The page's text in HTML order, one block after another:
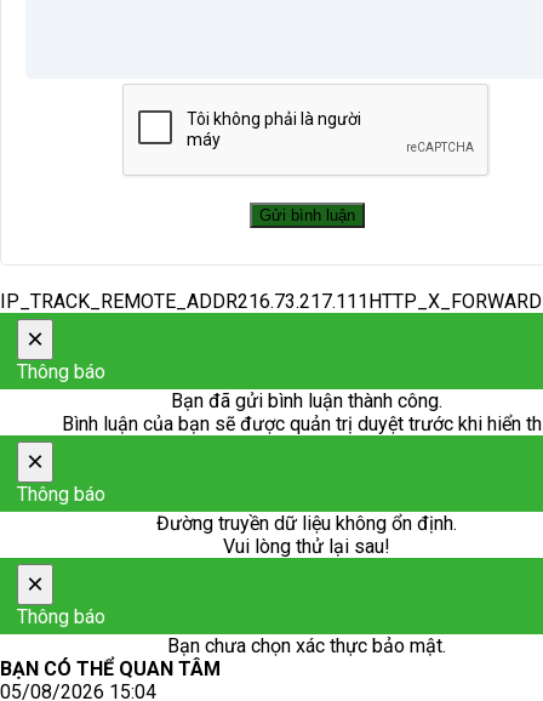
×
Thông báo
Bạn đã gửi bình luận thành công.
Bình luận của bạn sẽ được quản trị duyệt trước khi hiển
×
Thông báo
Đường truyền dữ liệu không ổn định.
Vui lòng thử lại sau!
×
Thông báo
Bạn chưa chọn xác thực bảo mật.
BẠN CÓ THỂ QUAN TÂM
05/08/2026 15:04